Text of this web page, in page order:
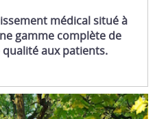
médical situé à
gamme complète de
aux patients.